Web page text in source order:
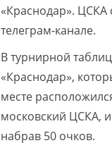
«Краснодар».
телеграм-канале.
В турнирной
«Краснодар»,
месте
московский ЦСКА,
набрав 50 очков.